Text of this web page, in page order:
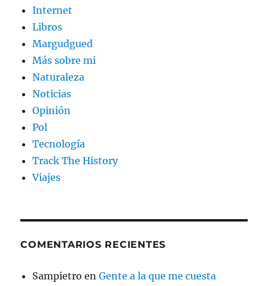
Internet
Libros
Margudgued
Más sobre mi
Naturaleza
Noticias
Opinión
Pol
Tecnología
Track The History
Viajes
COMENTARIOS RECIENTES
Sampietro enGente a la que me cuesta